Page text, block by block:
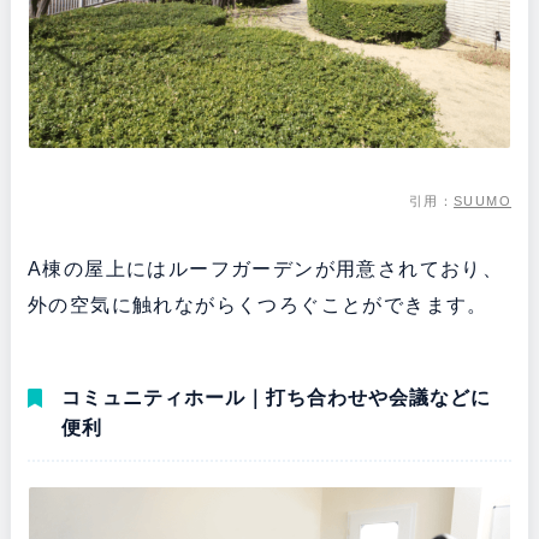
引用：SUUMO
A棟の屋上にはルーフガーデンが用意されており、
外の空気に触れながらくつろぐことができます。
コミュニティホール｜打ち合わせや会議などに
便利